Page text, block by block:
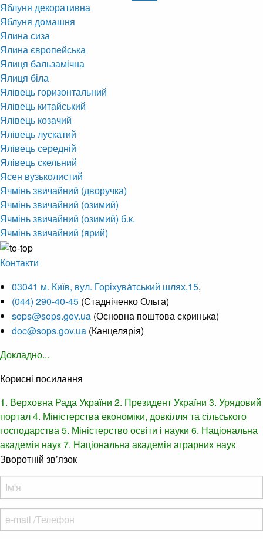
Яблуня декоративна
Яблуня домашня
Ялина сиза
Ялина європейська
Ялиця бальзамічна
Ялиця біла
Ялівець горизонтальний
Ялівець китайський
Ялівець козачий
Ялівець лускатий
Ялівець середній
Ялівець скельний
Ясен вузьколистий
Ячмінь звичайний (дворучка)
Ячмінь звичайний (озимий)
Ячмінь звичайний (озимий) б.к.
Ячмінь звичайний (ярий)
Контакти
03041 м. Київ, вул. Горіхува́тський шлях,15,
(044) 290-40-45 (Стадніченко Ольга)
sops@sops.gov.ua (Основна поштова скринька)
doc@sops.gov.ua (Канцелярія)
Докладно...
Корисні посилання
1. Верховна Рада України 2. Президент України 3. Урядовий
портал4. Міністерства економіки, довкілля та сільського
господарства5. Міністерство освіти і науки 6. Національна
академія наук7. Національна академія аграрних наук
Зворотній зв’язок